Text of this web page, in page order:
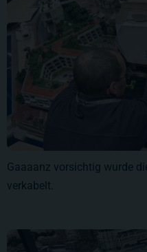
Gaaaanz vorsichtig wurde
verkabelt.